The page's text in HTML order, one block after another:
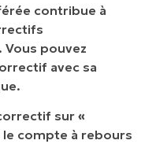
contribue à
pouvez
avec sa
sur «
le compte à rebours